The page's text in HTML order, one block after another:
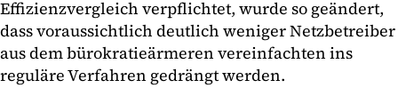
Effizienzvergleich verpflichtet, wurde so geändert,
dass voraussichtlich deutlich weniger Netzbetreiber
aus dem bürokratieärmeren vereinfachten ins
reguläre Verfahren gedrängt werden.